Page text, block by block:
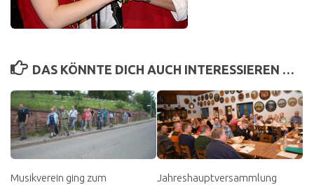
DAS KÖNNTE DICH AUCH INTERESSIEREN …
Musikverein ging zum
Jahreshauptversammlung